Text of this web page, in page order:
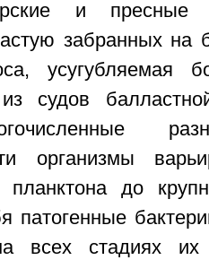
и пресные
забранных на
усугубляемая
судов
организмы
планктона до
патогенные
всех стадиях их